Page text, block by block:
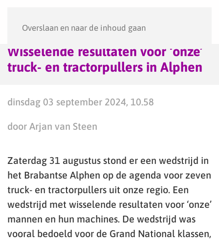
Overslaan en naar de inhoud gaan
Wisselende resultaten voor ‘onze’
truck- en tractorpullers in Alphen
dinsdag 03 september 2024, 10.58
door Arjan van Steen
Zaterdag 31 augustus stond er een wedstrijd in
het Brabantse Alphen op de agenda voor zeven
truck- en tractorpullers uit onze regio. Een
wedstrijd met wisselende resultaten voor ‘onze’
mannen en hun machines. De wedstrijd was
vooral bedoeld voor de Grand National klassen,